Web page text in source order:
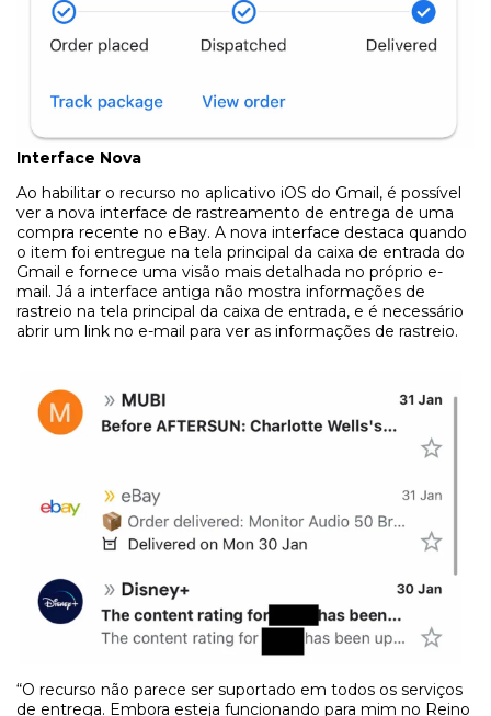
Interface Nova
Ao habilitar o recurso no aplicativo iOS do Gmail, é possível
ver a nova interface de rastreamento de entrega de uma
compra recente no eBay. A nova interface destaca quando
o item foi entregue na tela principal da caixa de entrada do
Gmail e fornece uma visão mais detalhada no próprio e-
mail. Já a interface antiga não mostra informações de
rastreio na tela principal da caixa de entrada, e é necessário
abrir um link no e-mail para ver as informações de rastreio.
“O recurso não parece ser suportado em todos os serviços
de entrega. Embora esteja funcionando para mim no Reino